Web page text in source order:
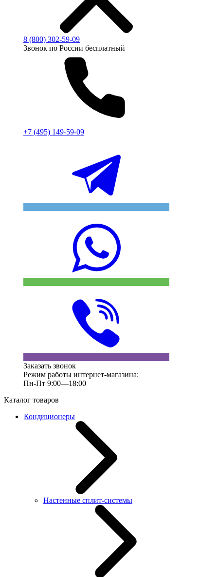
8 (800) 302-59-09
Звонок по России бесплатный
+7 (495) 149-59-09
Заказать звонок
Режим работы интернет-магазина:
Пн-Пт 9:00—18:00
Каталог товаров
Кондиционеры
Настенные сплит-системы